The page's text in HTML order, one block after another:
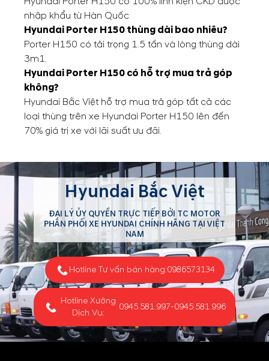
nhập khẩu từ Hàn Quốc
Hyundai Porter H150 thùng dài bao nhiêu?
Porter H150 có tải trọng 1.5 tấn và lòng thùng dài
3m1.
Hyundai Porter H150 có hỗ trợ mua trả góp
không?
Hyundai Bắc Việt hỗ trợ mua trả góp tất cả các
loại thùng trên xe Hyundai Porter H150 lên đến
70% giá trị xe với lãi suất ưu đãi.
Hyundai Bắc Việt
ĐẠI LÝ ỦY QUYỀN TRỰC TIẾP BỞI TC MOTOR
PHÂN PHỐI XE HYUNDAI CHÍNH HÃNG TẠI VIỆT
NAM
Hotline Tư vấn bán hàng:0986573134
Hotline Xưởng
Dịch Vụ:
0945.581.997-0945.581.996